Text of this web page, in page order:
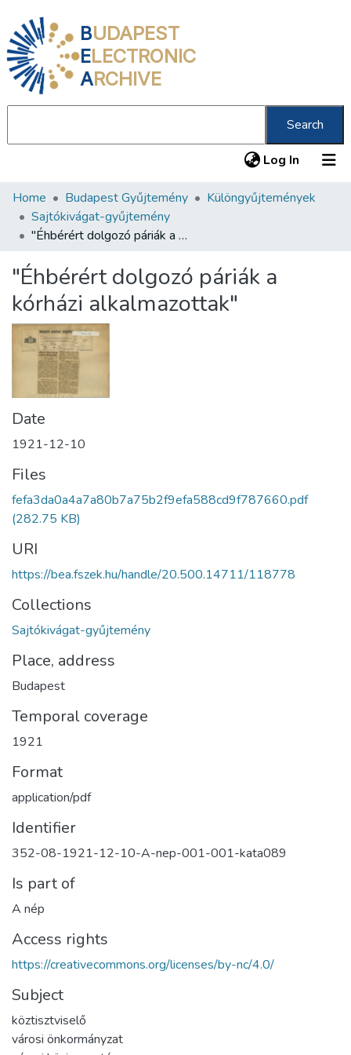
BUDAPEST
ELECTRONIC
ARCHIVE
Search
Log In (current)
Communities & Collections
All of DSpace
Statistics
About us
Home Budapest Gyűjtemény
Különgyűjtemények
Sajtókivágat-gyűjtemény
"Éhbérért dolgozó páriák a kórházi alkalmazottak"
"Éhbérért dolgozó páriák a
kórházi alkalmazottak"
Date
1921-12-10
Files
fefa3da0a4a7a80b7a75b2f9efa588cd9f787660.pdf
(282.75 KB)
URI
https://bea.fszek.hu/handle/20.500.14711/118778
Collections
Sajtókivágat-gyűjtemény
Place, address
Budapest
Temporal coverage
1921
Format
application/pdf
Identifier
352-08-1921-12-10-A-nep-001-001-kata089
Is part of
A nép
Access rights
https://creativecommons.org/licenses/by-nc/4.0/
Subject
köztisztviselő
városi önkormányzat